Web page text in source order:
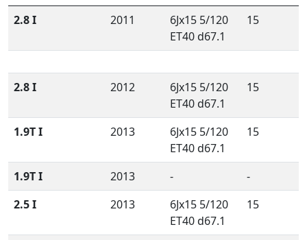
2.8 I
2011
6Jx15 5/120
ET40 d67.1
15
2.8 I 2012
6Jx15 5/120
ET40 d67.1
15
1.9T I 2013
6Jx15 5/120
ET40 d67.1
15
1.9T I 2013 -
-
2.5 I
2013
6Jx15 5/120
ET40 d67.1
15